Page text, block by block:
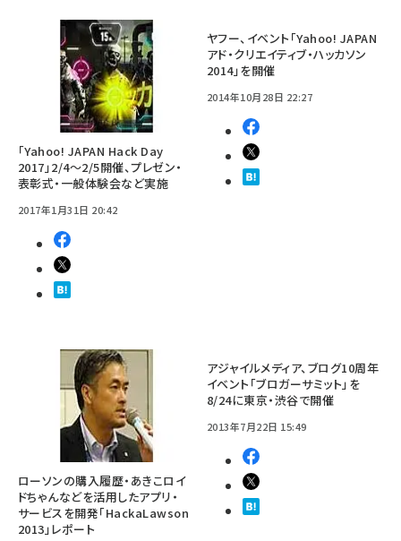
「Yahoo! JAPAN Hack Day
2017」2/4～2/5開催、プレゼン・
表彰式・一般体験会など実施
2017年1月31日 20:42
ヤフー、イベント「Yahoo! JAPAN
アド・クリエイティブ・ハッカソン
2014」を開催
2014年10月28日 22:27
ローソンの購入履歴・あきこロイ
ドちゃんなどを活用したアプリ・
サービスを開発「HackaLawson
2013」レポート
アジャイルメディア、ブログ10周年
イベント「ブロガーサミット」を
8/24に東京・渋谷で開催
2013年7月22日 15:49